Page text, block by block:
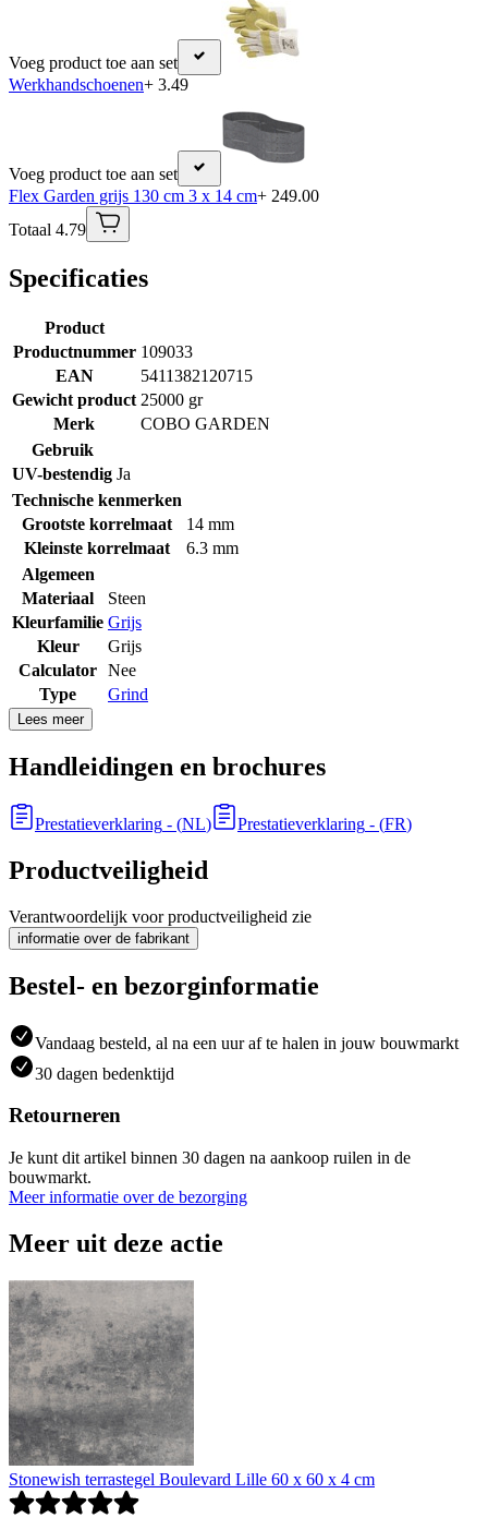
Voeg product toe aan set
Werkhandschoenen+ 3.49
Voeg product toe aan set
Flex Garden grijs 130 cm 3 x 14 cm+ 249.00
Totaal 4.79
Specificaties
Product
Productnummer 109033
EAN
5411382120715
Gewicht product 25000 gr
Merk
COBO GARDEN
Gebruik
UV-bestendig Ja
Technische kenmerken
Grootste korrelmaat
14 mm
Kleinste korrelmaat
6.3 mm
Algemeen
Materiaal
Steen
Kleurfamilie Grijs
Kleur
Grijs
Calculator Nee
Type
Grind
Lees meer
Handleidingen en brochures
Prestatieverklaring - (NL) Prestatieverklaring - (FR)
Productveiligheid
Verantwoordelijk voor productveiligheid zie
informatie over de fabrikant
Bestel- en bezorginformatie
Vandaag besteld, al na een uur af te halen in jouw bouwmarkt
30 dagen bedenktijd
Retourneren
Je kunt dit artikel binnen 30 dagen na aankoop ruilen in de
bouwmarkt.
Meer informatie over de bezorging
Meer uit deze actie
Stonewish terrastegel Boulevard Lille 60 x 60 x 4 cm